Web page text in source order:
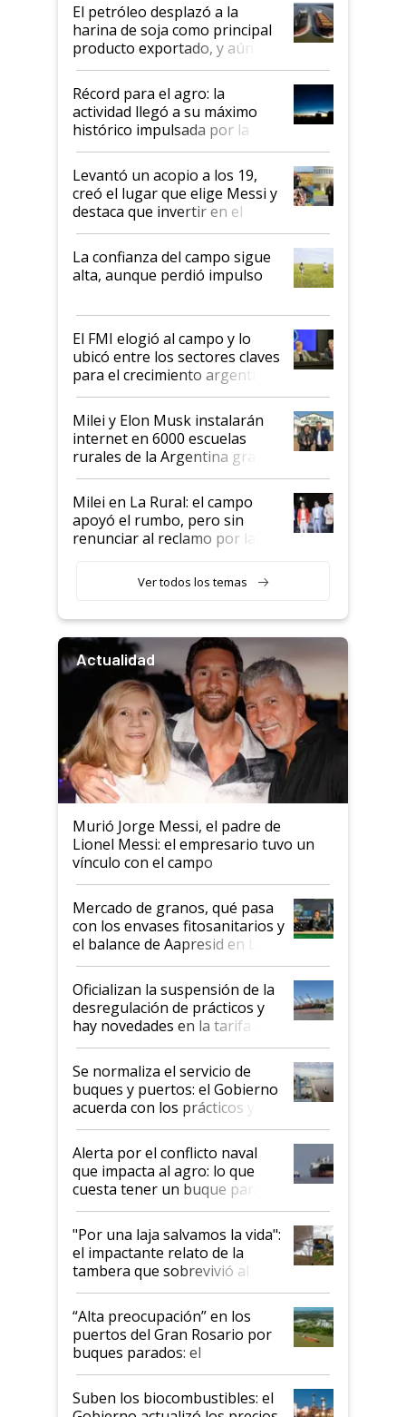
El petróleo desplazó a la
harina de soja como principal
producto exportado, y aún así
el agro aportó casi seis de cada
diez dólares y sostuvo el
liderazgo en un semestre
récord
Récord para el agro: la
actividad llegó a su máximo
histórico impulsada por la
cosecha y las exportaciones
Levantó un acopio a los 19,
creó el lugar que elige Messi y
destaca que invertir en el
kirchnerismo era como "darle
plata a un hijo para droga":
Juan Félix Rossetti, el libertario
que de una dura crisis salió
de Milei
La confianza del campo sigue
alta, aunque perdió impulso
El FMI elogió al campo y lo
ubicó entre los sectores claves
para el crecimiento argentino
Milei y Elon Musk instalarán
internet en 6000 escuelas
rurales de la Argentina gracias
a un acuerdo con Starlink
Milei en La Rural: el campo
apoyó el rumbo, pero sin
renunciar al reclamo por las
Ver todos los temas
Actualidad
Murió Jorge Messi, el padre de
Lionel Messi: el empresario tuvo un
vínculo con el campo
Mercado de granos, qué pasa
con los envases fitosanitarios y
el balance de Aapresid en La
Posta
Oficializan la suspensión de la
desregulación de prácticos y
hay novedades en la tarifa de
la hidrovía
Se normaliza el servicio de
buques y puertos: el Gobierno
acuerda con los prácticos y
suspende el decreto de
desregulación
Alerta por el conflicto naval
que impacta al agro: lo que
cuesta tener un buque parado
y el peligro de que Argentina
pase a ser "país sucio"
"Por una laja salvamos la vida":
el impactante relato de la
tambera que sobrevivió al
tornado
“Alta preocupación” en los
puertos del Gran Rosario por
buques parados: el
funcionamiento de las
exportadoras en tensión tras
la medida de fuerza de los
Suben los biocombustibles: el